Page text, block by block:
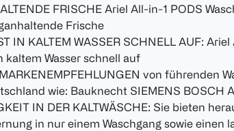
FRISCHE Ariel All-in-1 PODS
Frische
IN KALTEM WASSER SCHNELL AUF:
kaltem Wasser schnell auf
von führenden
wie: Bauknecht SIEMENS BOSCH
IN DER KALTWÄSCHE: Sie bieten
in nur einem Waschgang sowie einen